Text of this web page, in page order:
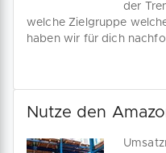
der
welche Zielgruppe
haben wir für dich
Nutze den